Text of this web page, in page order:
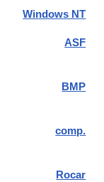
Windows NT
ASF
BMP
comp.
Rocar